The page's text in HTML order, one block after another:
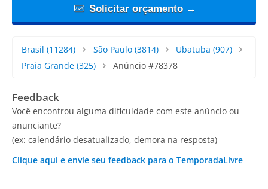
Solicitar orçamento →
Brasil (11284) São Paulo(3814) Ubatuba (907)
Praia Grande (325) Anúncio #78378
Feedback
Você encontrou alguma dificuldade com este anúncio ou
anunciante?
(ex: calendário desatualizado, demora na resposta)
Clique aqui e envie seu feedback para o TemporadaLivre